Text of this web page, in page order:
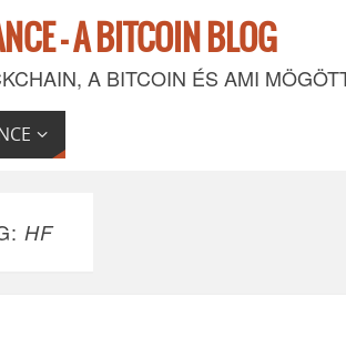
- A BITCOIN BLOG
A BITCOIN ÉS AMI
HF